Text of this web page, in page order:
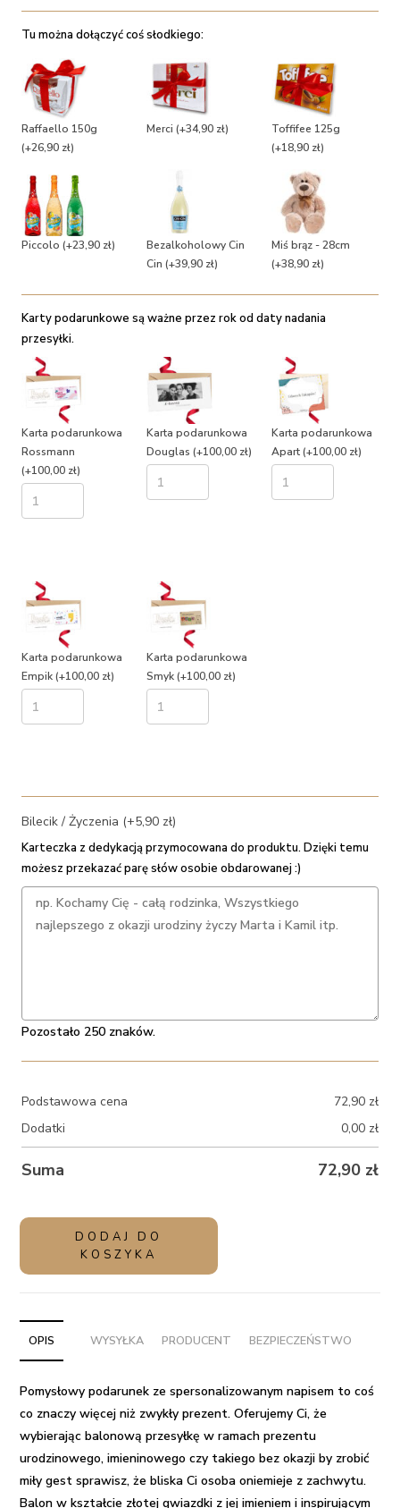
Tu można dołączyć coś słodkiego:
Raffaello 150g
(+26,90 zł)
Merci (+34,90 zł)
Toffifee 125g
(+18,90 zł)
Piccolo (+23,90 zł)
Bezalkoholowy Cin
Cin (+39,90 zł)
Miś brąz - 28cm
(+38,90 zł)
Karty podarunkowe są ważne przez rok od daty nadania
przesyłki.
Karta podarunkowa
Rossmann
(+100,00 zł)
Karta podarunkowa
Douglas (+100,00 zł)
Karta podarunkowa
Apart(+100,00 zł)
Karta podarunkowa
Empik(+100,00 zł)
Karta podarunkowa
Smyk(+100,00 zł)
Bilecik / Życzenia (+5,90 zł)
Karteczka z dedykacją przymocowana do produktu. Dzięki temu
możesz przekazać parę słów osobie obdarowanej :)
Pozostało 250 znaków.
Podstawowa cena 72,90 zł
Dodatki
0,00 zł
Suma 72,90 zł
ilość
złota
z
helem
na
prezent
Diamond
DODAJ DO
KOSZYKA
OPIS WYSYŁKA PRODUCENT BEZPIECZEŃSTWO
Pomysłowy podarunek ze spersonalizowanym napisem to coś
co znaczy więcej niż zwykły prezent. Oferujemy Ci, że
wybierającbalonową przesyłkę w ramach prezentu
urodzinowego, imieninowego czy takiego bez okazji by zrobić
miły gest sprawisz, że bliska Ci osoba oniemieje z zachwytu.
Balon w kształcie złotej gwiazdki z jej imieniem i inspirującym